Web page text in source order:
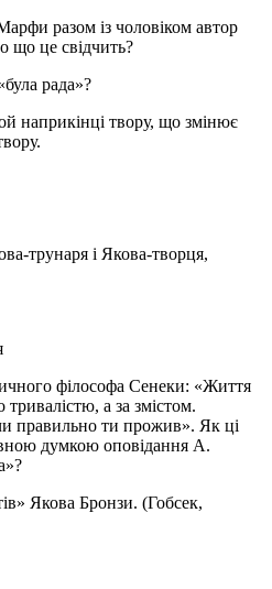
разом із чоловіком автор
що це свідчить?
рада»?
наприкінці твору, що змінює
трунаря і Якова-творця,
філософа Сенеки: «Життя
тривалістю, а за змістом.
правильно ти прожив». Як ці
думкою оповідання А.
Якова Бронзи. (Гобсек,